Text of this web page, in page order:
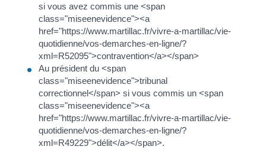
si vous avez commis une <span
class="miseenevidence"><a
href="https://www.martillac.fr/vivre-a-martillac/vie-
quotidienne/vos-demarches-en-ligne/?
xml=R52095">contravention</a></span>
Au président du <span
class="miseenevidence">tribunal
correctionnel</span> si vous commis un <span
class="miseenevidence"><a
href="https://www.martillac.fr/vivre-a-martillac/vie-
quotidienne/vos-demarches-en-ligne/?
xml=R49229">délit</a></span>.